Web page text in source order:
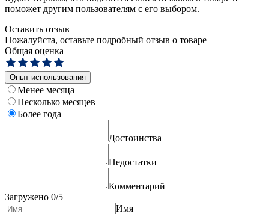
поможет другим пользователям с его выбором.
Оставить отзыв
Пожалуйста, оставьте подробный отзыв о товаре
Общая оценка
Опыт использования
Менее месяца
Несколько месяцев
Более года
Достоинства
Недостатки
Комментарий
Загружено 0/5
Имя